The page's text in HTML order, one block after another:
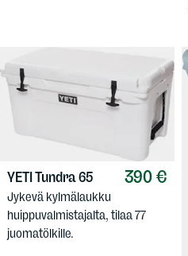
390 €
YETITundra 65
Jykevä kylmälaukku
huippuvalmistajalta, tilaa 77
juomatölkille.